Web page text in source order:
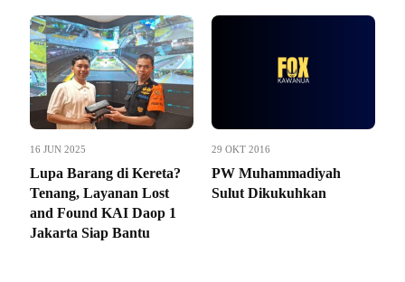
16 JUN 2025
Lupa Barang di Kereta?
Tenang, Layanan Lost
and Found KAI Daop 1
Jakarta Siap Bantu
29 OKT 2016
PW Muhammadiyah
Sulut Dikukuhkan